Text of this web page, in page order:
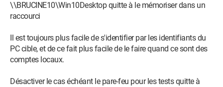
\\BRUCINE10\Win10Desktop quitte à le mémoriser dans un
raccourci
Il est toujours plus facile de s'identifier par les identifiants du
PC cible, et de ce fait plus facile de le faire quand ce sont des
comptes locaux.
Désactiver le cas échéant le pare-feu pour les tests quitte à